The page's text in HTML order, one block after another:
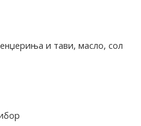
и тави, масло, сол